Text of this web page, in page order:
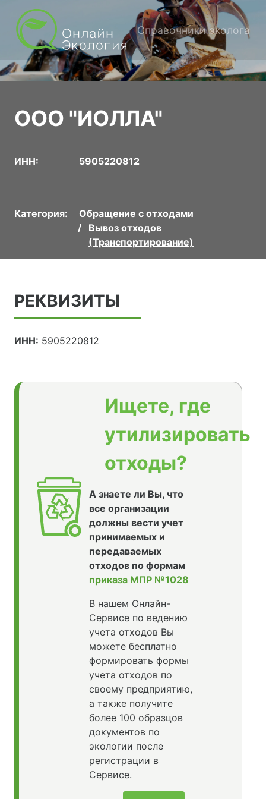
Справочники эколога
ООО "ИОЛЛА"
ИНН: 5905220812
Категория:
Обращение с отходами
Вывоз отходов
(Транспортирование)
РЕКВИЗИТЫ
ИНН: 5905220812
Ищете, где
утилизировать
отходы?
А знаете ли Вы, что
все организации
должны вести учет
принимаемых и
передаваемых
отходов по формам
приказа МПР №1028
В нашем Онлайн-
Сервисе по ведению
учета отходов Вы
можете бесплатно
формировать формы
учета отходов по
своему предприятию,
а также получите
более 100 образцов
документов по
экологии после
регистрации в
Сервисе.